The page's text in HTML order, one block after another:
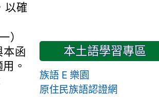
以確
）
本函
。
本土語學習專區
族語 E 樂園
原住民族語認證網